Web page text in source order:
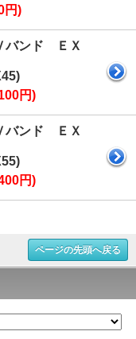
円)
バンド ＥＸ
円)
バンド ＥＸ
円)
ページの先頭へ戻る